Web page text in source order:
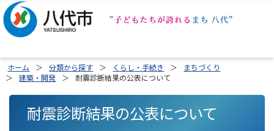
ホーム 分類から探す くらし・手続き
まちづくり
建築・開発
耐震診断結果の公表について
耐震診断結果の公表について